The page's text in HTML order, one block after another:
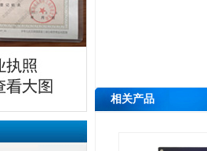
相关产品